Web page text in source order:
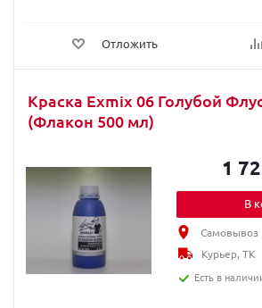
Отложить
Краска Exmix 06 Голубой
(Флакон 500 мл)
1
В
Самовывоз
Курьер, ТК
Есть в